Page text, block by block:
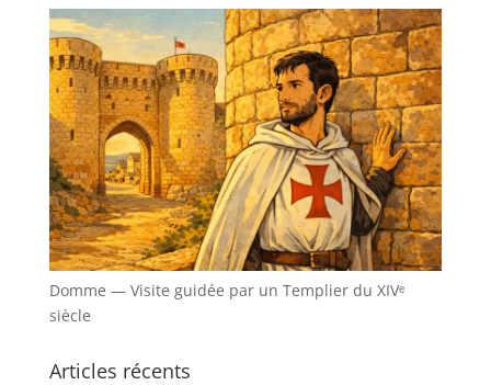
Domme — Visite guidée par un Templier du XIVᵉ
siècle
Articles récents